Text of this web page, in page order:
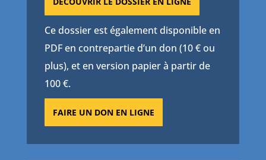
Ce dossier est également disponible en
PDF en contrepartie d’un don (10 € ou
plus), et en version papier à partir de
100 €.
FAIRE UN DON EN LIGNE